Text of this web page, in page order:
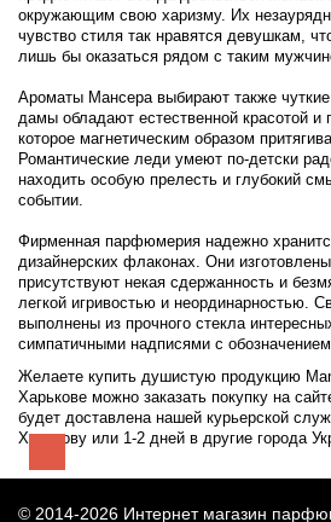
окружающим свою харизму. Их
чувство стиля так нравятся девушкам,
лишь бы оказаться рядом с таким
Ароматы Мансера выбирают также
дамы обладают естественной красотой
которое магнетическим образом
Романтические леди умеют по-детски
находить особую прелесть и глубокий
событии.
Фирменная парфюмерия надежно
дизайнерских флаконах. Они
присутствуют некая сдержанность и
легкой игривостью и неординарностью.
выполнены из прочного стекла
симпатичными надписями с
Желаете купить душистую продукцию
Харькове можно заказать покупку на
будет доставлена нашей курьерской
Харькову или 1-2 дней в другие города
© 2014-2026 Интернет магазин